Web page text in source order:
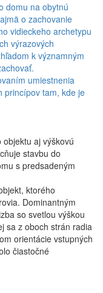
domu na obytnú
o zachovanie
vidieckeho archetypu
výrazových
k významným
umiestnenia
princípov tam, kde je
aj výškovú
stavbu do
s predsadeným
ktorého
Dominantným
so svetlou výškou
sa z oboch strán radia
orientácie vstupných
čiastočné